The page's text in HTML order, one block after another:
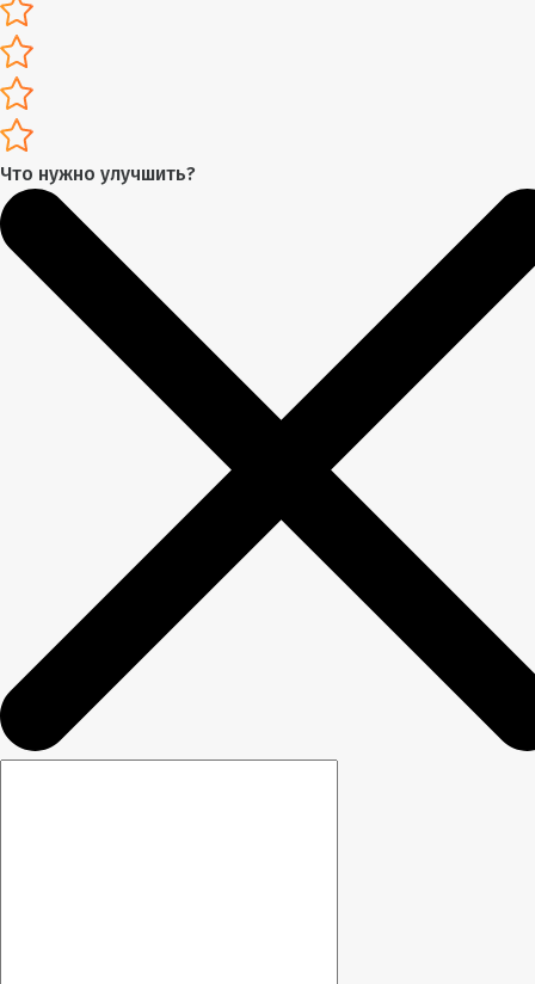
Что нужно улучшить?